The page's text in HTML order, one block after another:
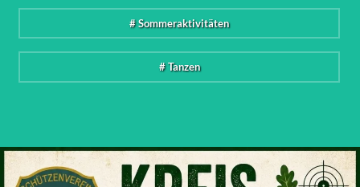
# Sommeraktivitäten
# Tanzen